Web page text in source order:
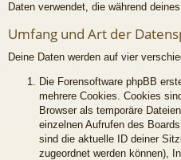
Daten verwendet, die während
Umfang und Art der
Deine Daten werden auf vier
Die Forensoftware phpBB
mehrere Cookies. Cookies
Browser als temporäre
einzelnen Aufrufen des
sind die aktuelle ID deiner
zugeordnet werden können),